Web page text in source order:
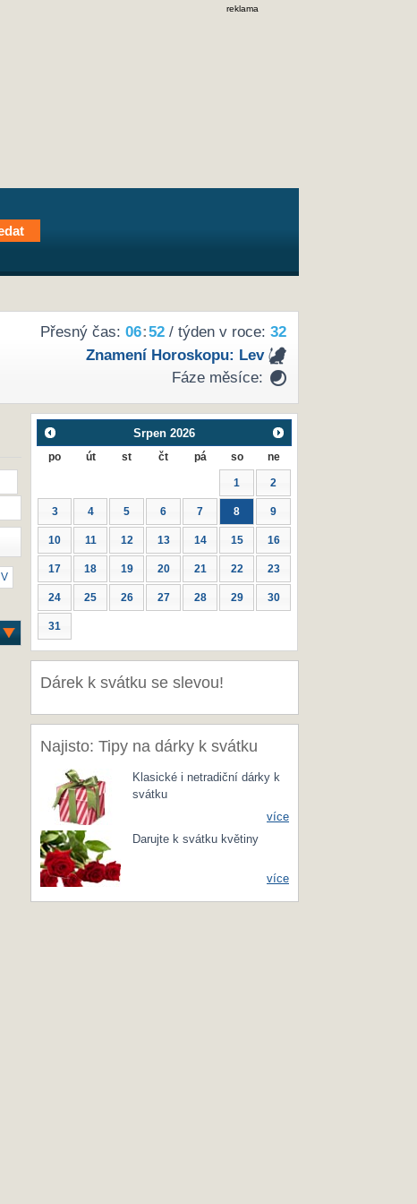
reklama
Přesný čas: 06 52/ týden v roce: 32
Znamení Horoskopu: Lev
Fáze měsíce:
V
Srpen 2026
po út st čt pá so ne
1 2
3 4 5 6 7 8 9
10 11 12 13 14 15 16
17 18 19 20 21 22 23
24 25 26 27 28 29 30
31
Dárek k svátku se slevou!
Najisto: Tipy na dárky k svátku
Klasické i netradiční dárky k
svátku
více
Darujte k svátku květiny
více